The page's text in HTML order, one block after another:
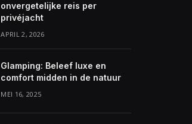
onvergetelijke reis per
privéjacht
APRIL 2, 2026
Glamping: Beleef luxe en
comfort midden in de natuur
MEI 16, 2025